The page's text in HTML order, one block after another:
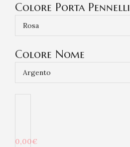
Colore Porta Pennelli
Colore Nome
0,00€